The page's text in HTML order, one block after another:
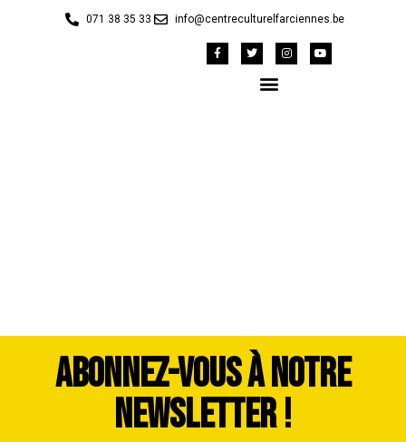
071 38 35 33 info@centreculturelfarciennes.be
ABONNEZ-VOUS À NOTRE
NEWSLETTER !